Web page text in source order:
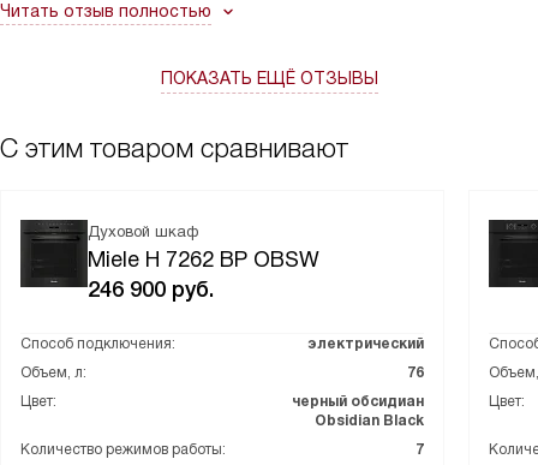
надобность в мультиварке, микроволновой печи. Сделана
Читать отзыв полностью
ПОКАЗАТЬ ЕЩЁ ОТЗЫВЫ
С этим товаром сравнивают
Духовой шкаф
Miele H 7262 BP OBSW
246 900 руб.
Способ подключения:
электрический
Объем, л:
76
Цвет:
черный обсидиан
Obsidian Black
Количество режимов работы:
7
Цвет: